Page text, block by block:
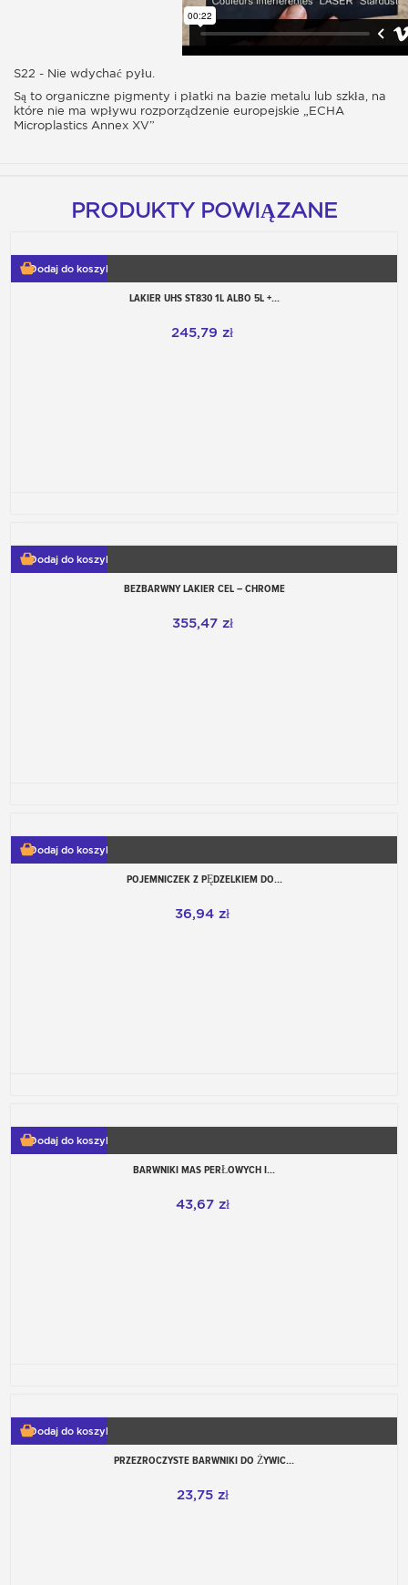
S22 - Nie wdychać pyłu.
Są to organiczne pigmenty i płatki na bazie metalu lub szkła, na
które nie ma wpływu rozporządzenie europejskie „ECHA
Microplastics Annex XV”
PRODUKTY POWIĄZANE
Dodaj do koszyka
LAKIER UHS ST830 1L ALBO 5L +...
245,79 zł
Dodaj do koszyka
BEZBARWNY LAKIER CEL – CHROME
355,47 zł
Dodaj do koszyka
POJEMNICZEK Z PĘDZELKIEM DO...
36,94 zł
Dodaj do koszyka
BARWNIKI MAS PERŁOWYCH I...
43,67 zł
Dodaj do koszyka
PRZEZROCZYSTE BARWNIKI DO ŻYWIC...
23,75 zł